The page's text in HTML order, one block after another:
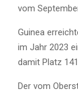
vom
Guinea
im Jahr 2023
damit Platz
Der vom